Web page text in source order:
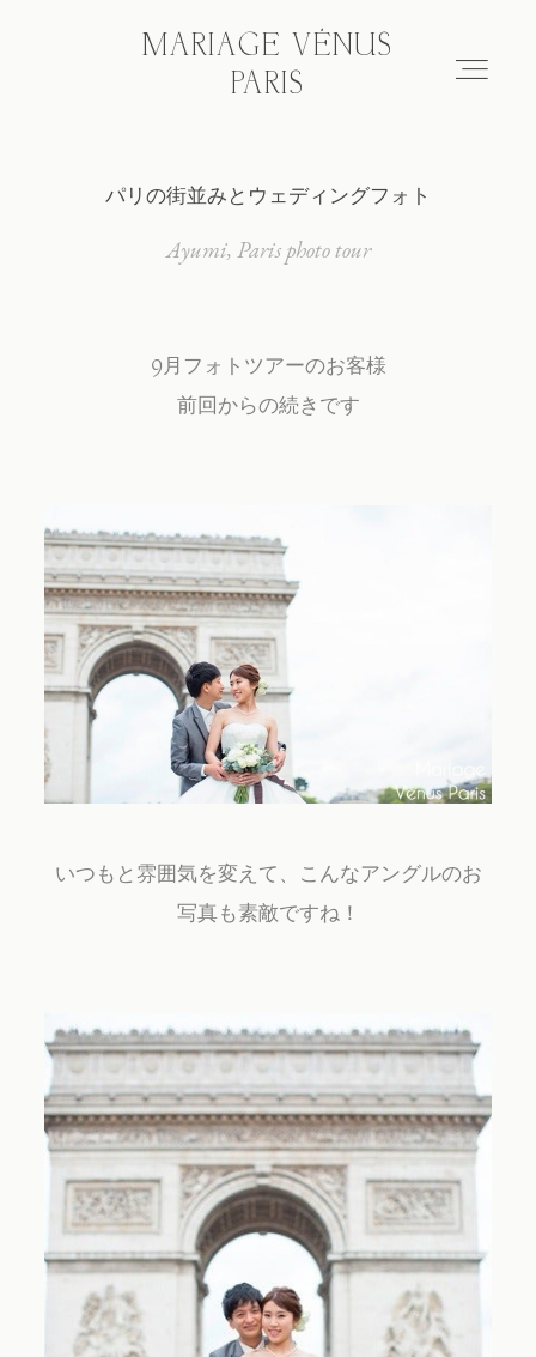
MARIAGE VÉNUS
PARIS
MARIAGE VÉNUS
PARIS
Hair & make-up
Blog
FAQ
Contact
パリの街並みとウェディングフォト
Ayumi Paris photo tour
9月フォトツアーのお客様
前回からの続きです
いつもと雰囲気を変えて、こんなアングルのお
写真も素敵ですね！